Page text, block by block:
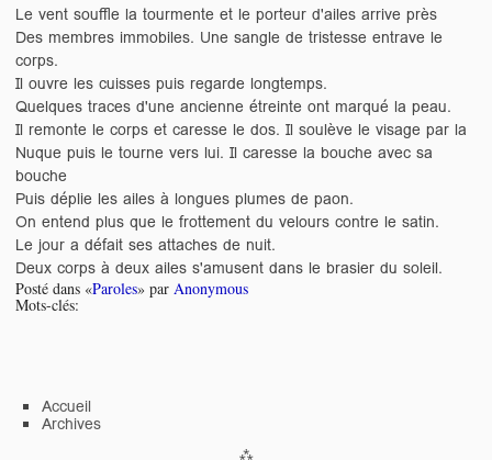
Le vent souffle la tourmente et le porteur d'ailes arrive près
Des membres immobiles. Une sangle de tristesse entrave le
corps.
Il ouvre les cuisses puis regarde longtemps.
Quelques traces d'une ancienne étreinte ont marqué la peau.
Il remonte le corps et caresse le dos. Il soulève le visage par la
Nuque puis le tourne vers lui. Il caresse la bouche avec sa
bouche
Puis déplie les ailes à longues plumes de paon.
On entend plus que le frottement du velours contre le satin.
Le jour a défait ses attaches de nuit.
Deux corps à deux ailes s'amusent dans le brasier du soleil.
Posté dans «Paroles» par Anonymous
Mots-clés:
Accueil
Archives